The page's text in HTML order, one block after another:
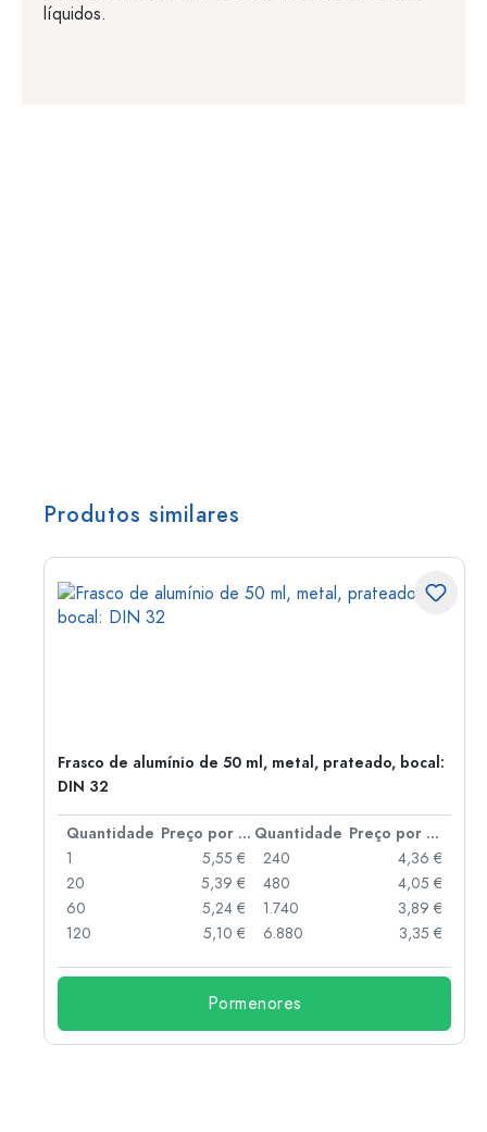
líquidos.
Produtos similares
Frasco de alumínio de 50 ml, metal, prateado, bocal:
DIN 32
Quantidade Preço por peça Quantidade
Preço por peça
1
5,55 €
20
5,39 €
60
5,24 €
120
5,10 €
240
4,36 €
480
4,05 €
1.740
3,89 €
6.880
3,35 €
Pormenores